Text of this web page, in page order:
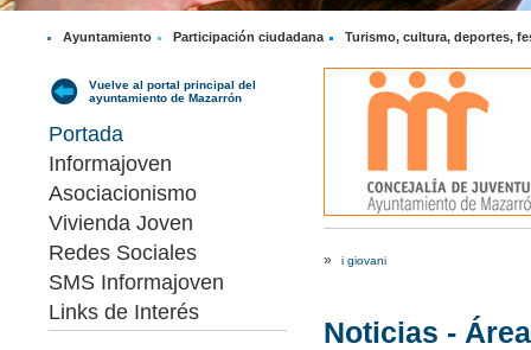
Ayuntamiento Participación ciudadana Turismo, cultura, deportes,
Vuelve al portal principal del
ayuntamiento de Mazarrón
Portada
Informajoven
Asociacionismo
Vivienda Joven
Redes Sociales
SMS Informajoven
Links de Interés
» i giovani
Noticias -